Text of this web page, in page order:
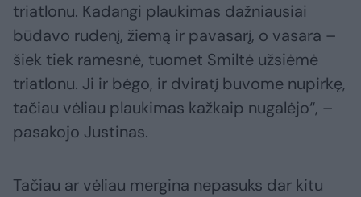
triatlonu. Kadangi plaukimas dažniausiai
būdavo rudenį, žiemą ir pavasarį, o vasara –
šiek tiek ramesnė, tuomet Smiltė užsiėmė
triatlonu. Ji ir bėgo, ir dviratį buvome nupirkę,
tačiau vėliau plaukimas kažkaip nugalėjo“, –
pasakojo Justinas.
Tačiau ar vėliau mergina nepasuks dar kitu